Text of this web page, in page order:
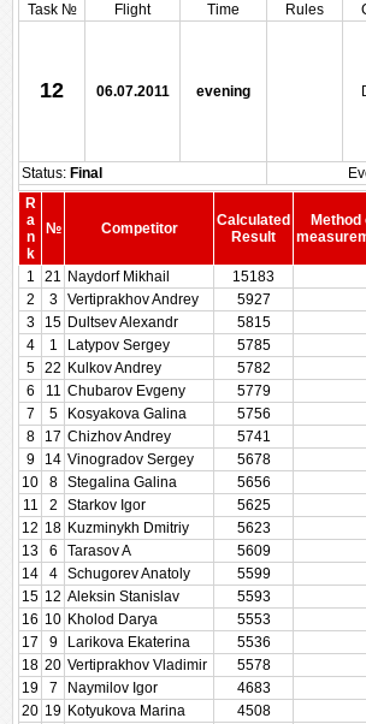
Task №
Flight Time Rules
12 06.07.2011 evening
Status: Final
R
a
n
k
№ Competitor
Calculated
Result
Method
1
21 Naydorf Mikhail 15183
2
3 Vertiprakhov Andrey 5927
3
15 Dultsev Alexandr 5815
4
1 Latypov Sergey 5785
5
22 Kulkov Andrey 5782
6
11 Chubarov Evgeny 5779
7
5 Kosyakova Galina 5756
8
17 Chizhov Andrey 5741
9
14 Vinogradov Sergey 5678
10
8 Stegalina Galina 5656
11
2 Starkov Igor 5625
12 18 Kuzminykh Dmitriy 5623
13
6 Tarasov A 5609
14
4 Schugorev Anatoly 5599
15 12 Aleksin Stanislav 5593
16 10 Kholod Darya 5553
17
9 Larikova Ekaterina 5536
18 20 Vertiprakhov Vladimir 5578
19
7 Naymilov Igor 4683
20 19 Kotyukova Marina 4508